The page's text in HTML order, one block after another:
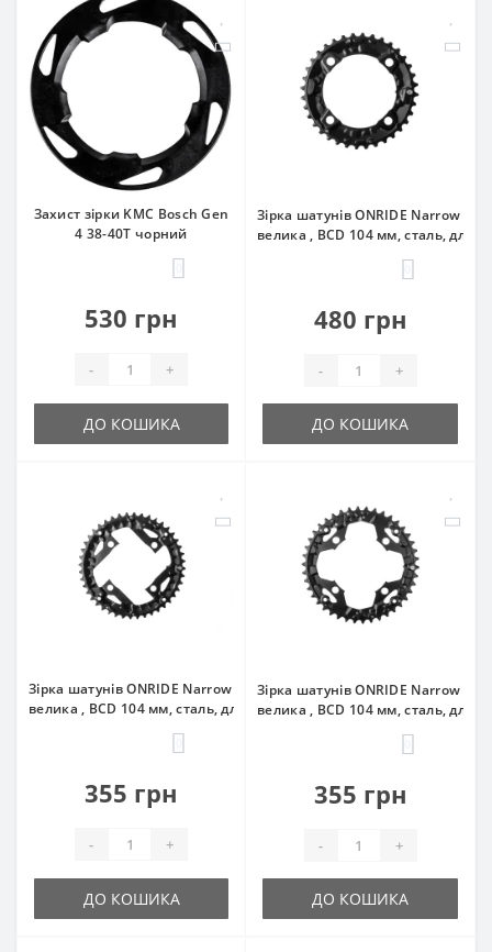
Захист зірки KMC Bosch Gen
4 38-40Т чорний
530 грн
- +
ДО КОШИКА
Зірка шатунів ONRIDE Narrow
велика , BCD 104 мм, сталь, для
480 грн
- +
ДО КОШИКА
Зірка шатунів ONRIDE Narrow 44T, під перемикання/
велика , BCD 104 мм, сталь, для 3X шатунів
355 грн
- +
ДО КОШИКА
Зірка шатунів ONRIDE Narrow
велика , BCD 104 мм, сталь, для
355 грн
- +
ДО КОШИКА